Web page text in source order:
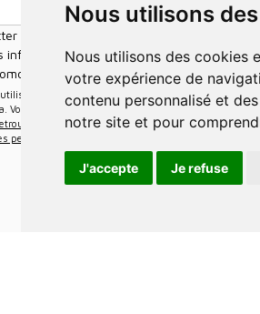
Nous utilisons
Nous utilisons des cookies et d'autres technologies de suivi pour améliorer
votre expérience de
contenu personnalisé et
notre site et pour
J'accepte Je refuse
pour recevoir nos nouvelles offres,
informations sur les ventes et les
Vous pouvez vous désinscrire à tout moment.
ici notre politique de protection de vos
personnelles